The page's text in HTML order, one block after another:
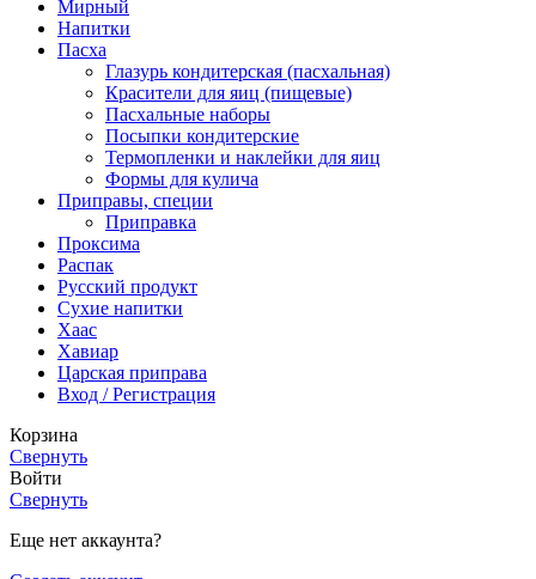
Мирный
Напитки
Пасха
Глазурь кондитерская (пасхальная)
Красители для яиц (пищевые)
Пасхальные наборы
Посыпки кондитерские
Термопленки и наклейки для яиц
Формы для кулича
Приправы, специи
Приправка
Проксима
Распак
Русский продукт
Сухие напитки
Хаас
Хавиар
Царская приправа
Вход / Регистрация
Корзина
Свернуть
Войти
Свернуть
Еще нет аккаунта?